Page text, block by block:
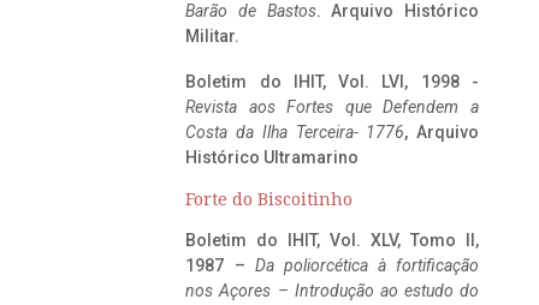
Barão de Bastos. Arquivo Histórico
Militar.
Boletim do IHIT, Vol. LVI, 1998 -
Revista aos Fortes que Defendem a
Costa da Ilha Terceira- 1776, Arquivo
Histórico Ultramarino
Forte do Biscoitinho
Boletim do IHIT, Vol. XLV, Tomo II,
1987 – Da poliorcética à fortificação
nos Açores – Introdução ao estudo do